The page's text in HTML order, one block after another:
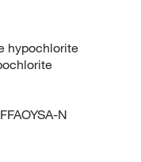
hypochlorite
N